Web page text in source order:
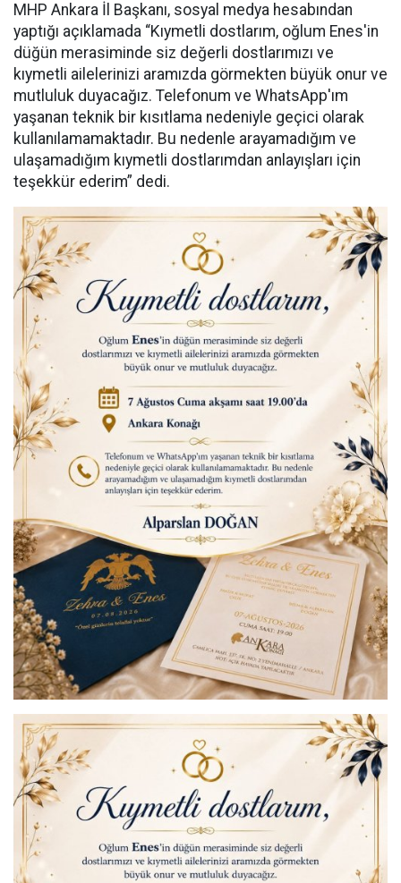
MHP Ankara İl Başkanı, sosyal medya hesabından
yaptığı açıklamada “Kıymetli dostlarım, oğlum Enes'in
düğün merasiminde siz değerli dostlarımızı ve
kıymetli ailelerinizi aramızda görmekten büyük onur ve
mutluluk duyacağız. Telefonum ve WhatsApp'ım
yaşanan teknik bir kısıtlama nedeniyle geçici olarak
kullanılamamaktadır. Bu nedenle arayamadığım ve
ulaşamadığım kıymetli dostlarımdan anlayışları için
teşekkür ederim” dedi.